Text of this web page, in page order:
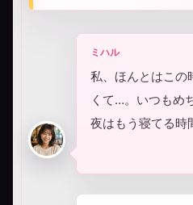
ミハル
私、ほんとはこの
くて…。いつもめ
夜はもう寝てる時